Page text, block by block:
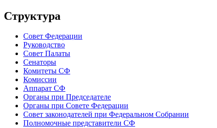
Структура
Совет Федерации
Руководство
Совет Палаты
Сенаторы
Комитеты СФ
Комиссии
Аппарат СФ
Органы при Председателе
Органы при Совете Федерации
Совет законодателей при Федеральном Собрании
Полномочные представители СФ